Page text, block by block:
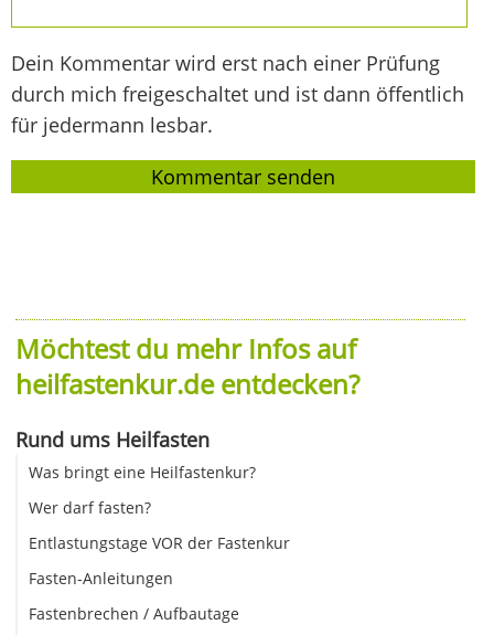
Dein Kommentar wird erst nach einer Prüfung
durch mich freigeschaltet und ist dann öffentlich
für jedermann lesbar.
Möchtest du mehr Infos auf
heilfastenkur.de entdecken?
Rund ums Heilfasten
Was bringt eine Heilfastenkur?
Wer darf fasten?
Entlastungstage VOR der Fastenkur
Fasten-Anleitungen
Fastenbrechen / Aufbautage